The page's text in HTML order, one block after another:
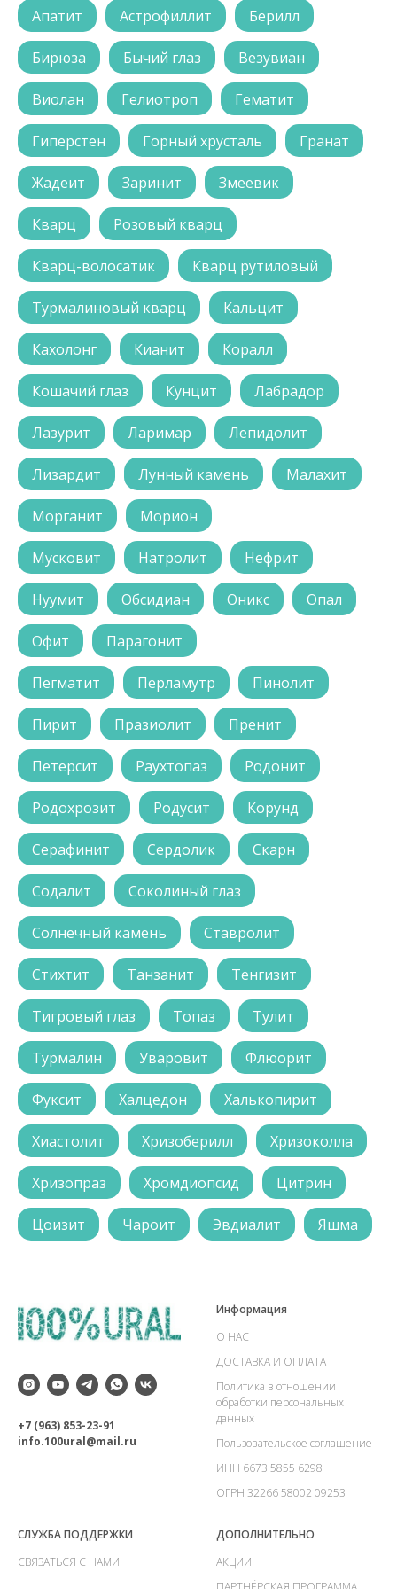
Апатит Астрофиллит Берилл
Бирюза Бычий глаз Везувиан
Виолан Гелиотроп Гематит
Гиперстен Горный хрусталь Гранат
Жадеит Заринит Змеевик
Кварц Розовый кварц
Кварц-волосатик Кварц рутиловый
Турмалиновый кварц Кальцит
Кахолонг Кианит Коралл
Кошачий глаз Кунцит Лабрадор
Лазурит Ларимар Лепидолит
Лизардит Лунный камень Малахит
Морганит Морион
Мусковит Натролит Нефрит
Нуумит Обсидиан Оникс Опал
Офит Парагонит
Пегматит Перламутр Пинолит
Пирит Празиолит Пренит
Петерсит Раухтопаз Родонит
Родохрозит Родусит Корунд
Серафинит Сердолик Скарн
Содалит Соколиный глаз
Солнечный камень Ставролит
Стихтит Танзанит Тенгизит
Тигровый глаз Топаз Тулит
Турмалин Уваровит Флюорит
Фуксит Халцедон Халькопирит
Хиастолит Хризоберилл Хризоколла
Хризопраз Хромдиопсид Цитрин
Цоизит Чароит Эвдиалит Яшма
+7 (963) 853-23-91
info.100ural@mail.ru
Информация
О НАС
ДОСТАВКА И ОПЛАТА
Политика в отношении
обработки персональных
данных
Пользовательское соглашение
ИНН 6673 5855 6298
ОГРН 32266 58002 09253
СЛУЖБА ПОДДЕРЖКИ
СВЯЗАТЬСЯ С НАМИ
ДОПОЛНИТЕЛЬНО
АКЦИИ